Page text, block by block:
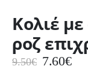
Κολιέ
ροζ
9.50€ Original
7.60€Η